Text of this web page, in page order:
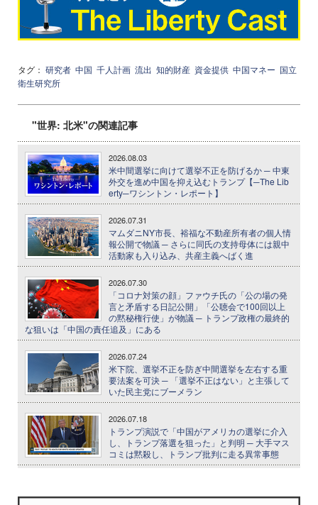
タグ： 研究者 中国 千人計画 流出 知的財産 資金提供 中国マネー 国立
衛生研究所
"世界: 北米"の関連記事
2026.08.03
米中間選挙に向けて選挙不正を防げるか ─ 中東
外交を進め中国を抑え込むトランプ【─The Lib
erty─ワシントン・レポート】
2026.07.31
マムダニNY市長、裕福な不動産所有者の個人情
報公開で物議 ─ さらに同氏の支持母体には親中
活動家も入り込み、共産主義へばく進
2026.07.30
「コロナ対策の顔」ファウチ氏の「公の場の発
言と矛盾する日記公開」「公聴会で100回以上
の黙秘権行使」が物議 ─ トランプ政権の最終的
な狙いは「中国の責任追及」にある
2026.07.24
米下院、選挙不正を防ぎ中間選挙を左右する重
要法案を可決 ─ 「選挙不正はない」と主張して
いた民主党にブーメラン
2026.07.18
トランプ演説で「中国がアメリカの選挙に介入
し、トランプ落選を狙った」と判明 ─ 大手マス
コミは黙殺し、トランプ批判に走る異常事態